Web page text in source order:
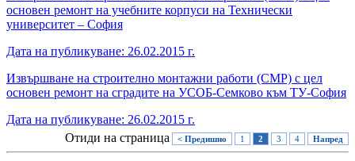
основен ремонт на учебните корпуси на Технически
университет – София
Дата на публикуване: 26.02.2015 г.
Извършване на строително монтажни работи (СМР) с цел
основен ремонт на сградите на УСОБ-Семково към ТУ-София
Дата на публикуване: 26.02.2015 г.
Отиди на страница
< Предишно 1 2 3 4 Напред